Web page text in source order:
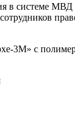
в системе МВД
3М» с